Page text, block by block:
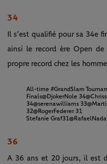
34
Il s'est qualifié pour sa 34e
ainsi le record ère Open
propre record chez les
All-time #GrandSlam
Finals@DjokerNole 34
34@serenawilliams33
32@RogerFederer31
Stefanie Graf31
36
A 36 ans et 20 jours, il est